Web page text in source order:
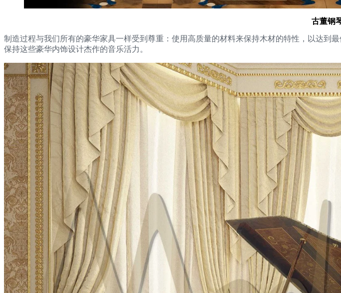
古董钢
制造过程与我们所有的豪华家具一样受到尊重：使用高质量的材料来保持木材的特性，以达到
保持这些豪华内饰设计杰作的音乐活力。